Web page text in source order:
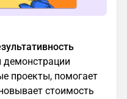
демонстрации
проекты, помогает
стоимость